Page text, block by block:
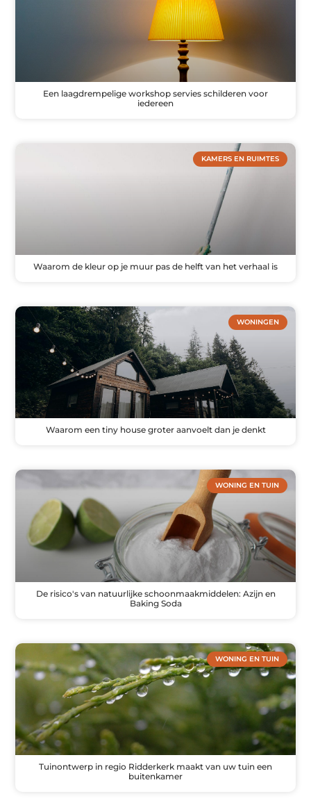
Een laagdrempelige workshop servies schilderen voor
iedereen
KAMERS EN RUIMTES
Waarom de kleur op je muur pas de helft van het verhaal is
WONINGEN
Waarom een tiny house groter aanvoelt dan je denkt
WONING EN TUIN
De risico's van natuurlijke schoonmaakmiddelen: Azijn en
Baking Soda
WONING EN TUIN
Tuinontwerp in regio Ridderkerk maakt van uw tuin een
buitenkamer